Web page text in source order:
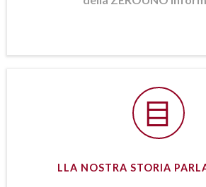
LLA NOSTRA STORIA